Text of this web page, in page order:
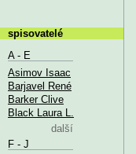
spisovatelé
A - E
Asimov Isaac
Barjavel René
Barker Clive
Black Laura L.
další
F - J